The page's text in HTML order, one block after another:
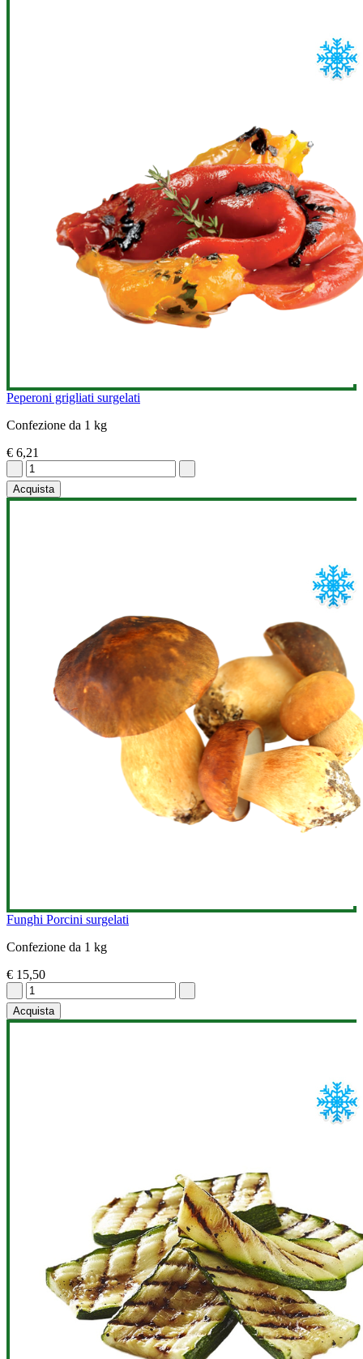
Peperoni grigliati surgelati
Confezione da 1 kg
€ 6,21
Acquista
Funghi Porcini surgelati
Confezione da 1 kg
€ 15,50
Acquista